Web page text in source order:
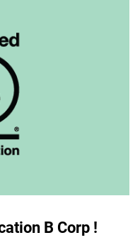
B Corp !